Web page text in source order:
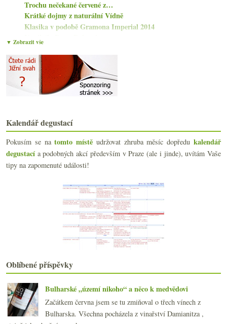
Trochu nečekané červené z…
Krátké dojmy z naturální Vídně
Klasika v podobě Gramona Imperial 2014
Vertikály Porta Bohemica
Sepp Moser a uhlazená biodynamická bílá
Výtečné „základní“ šampaňské bez pesticidů
► listopadu (21)
října(22)
►srpna(17)
►července(18)
►června(20)
►května(21)
►dubna(20)
►2014(254)
►2012(254)
►2011(252)
►2010(249)
▼ Zobrazit vše
Kalendář degustací
Pokusím se natomto místě udržovat zhruba měsíc dopředukalendář
degustacía podobných akcí především v Praze (ale i jinde), uvítám Vaše
tipy na zapomenuté události!
Oblíbené příspěvky
Bulharské „území nikoho“ a něco k medvědovi
Začátkem června jsem se tu zmiňoval o třech vínech z
Bulharska. Všechna pocházela z vinařství Damianitza ,